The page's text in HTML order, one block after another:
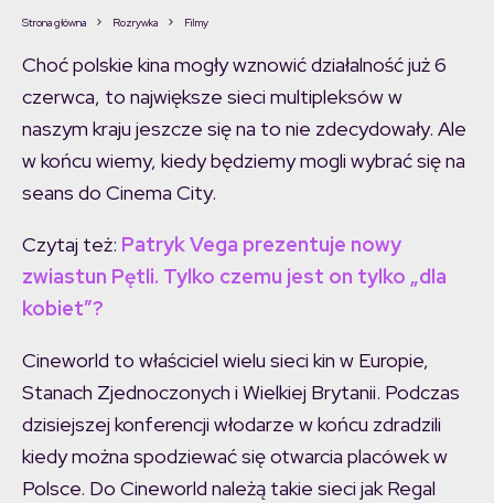
Strona główna Rozrywka Filmy
Choć polskie kina mogły wznowić działalność już 6
czerwca, to największe sieci multipleksów w
naszym kraju jeszcze się na to nie zdecydowały. Ale
w końcu wiemy, kiedy będziemy mogli wybrać się na
seans do Cinema City.
Czytaj też: Patryk Vega prezentuje nowy
zwiastun Pętli. Tylko czemu jest on tylko „dla
kobiet”?
Cineworld to właściciel wielu sieci kin w Europie,
Stanach Zjednoczonych i Wielkiej Brytanii. Podczas
dzisiejszej konferencji włodarze w końcu zdradzili
kiedy można spodziewać się otwarcia placówek w
Polsce. Do Cineworld należą takie sieci jak Regal